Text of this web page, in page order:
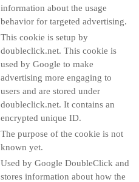
information about the usage
behavior for targeted advertising.
This cookie is setup by
doubleclick.net. This cookie is
used by Google to make
advertising more engaging to
users and are stored under
doubleclick.net. It contains an
encrypted unique ID.
The purpose of the cookie is not
known yet.
Used by Google DoubleClick and
stores information about how the